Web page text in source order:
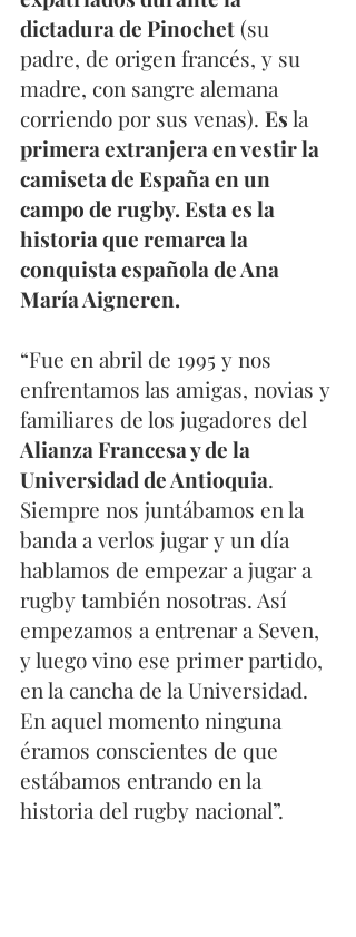
dictadura de Pinochet (su
padre, de origen francés, y su
madre, con sangre alemana
corriendo por sus venas). Es la
primera extranjera en vestir la
camiseta de España en un
campo de rugby. Esta es la
historia que remarca la
conquista española de Ana
María Aigneren.
“Fue en abril de 1995 y nos
enfrentamos las amigas, novias y
familiares de los jugadores del
Alianza Francesa y de la
Universidad de Antioquia.
Siempre nos juntábamos en la
banda a verlos jugar y un día
hablamos de empezar a jugar a
rugby también nosotras. Así
empezamos a entrenar a Seven,
y luego vino ese primer partido,
en la cancha de la Universidad.
En aquel momento ninguna
éramos conscientes de que
estábamos entrando en la
historia del rugby nacional”.